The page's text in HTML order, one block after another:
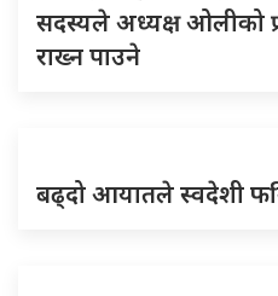
सदस्यले अध्यक्ष ओलीको
राख्न पाउने
बढ्दो आयातले स्वदेशी